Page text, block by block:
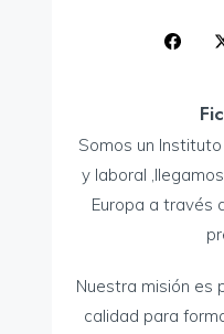
Somos un
y laboral
Europa a través
Nuestra misión es
calidad para